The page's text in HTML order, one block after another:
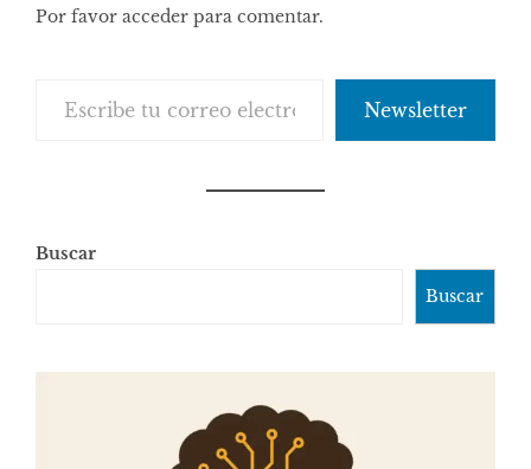
Por favor acceder para comentar.
Newsletter
Buscar
Buscar